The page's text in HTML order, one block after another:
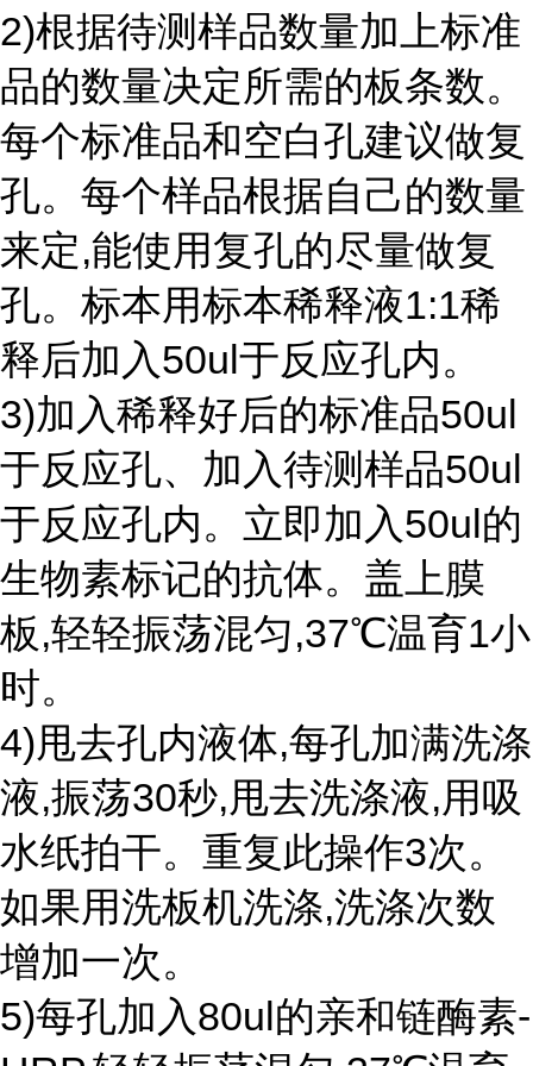
2)根据待测样品数量加上标准
品的数量决定所需的板条数。
每个标准品和空白孔建议做复
孔。每个样品根据自己的数量
来定,能使用复孔的尽量做复
孔。标本用标本稀释液1:1稀
释后加入50ul于反应孔内。
3)加入稀释好后的标准品50ul
于反应孔、加入待测样品50ul
于反应孔内。立即加入50ul的
生物素标记的抗体。盖上膜
板,轻轻振荡混匀,37℃温育1小
时。
4)甩去孔内液体,每孔加满洗涤
液,振荡30秒,甩去洗涤液,用吸
水纸拍干。重复此操作3次。
如果用洗板机洗涤,洗涤次数
增加一次。
5)每孔加入80ul的亲和链酶素-